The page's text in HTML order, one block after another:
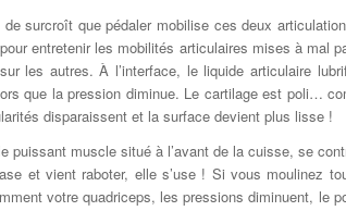
surcroît que pédaler mobilise ces deux
entretenir les mobilités articulaires mises à mal
les autres. À l’interface, le liquide articulaire
que la pression diminue. Le cartilage est poli…
disparaissent et la surface devient plus lisse !
puissant muscle situé à l’avant de la cuisse, se
et vient raboter, elle s’use ! Si vous moulinez
votre quadriceps, les pressions diminuent, le